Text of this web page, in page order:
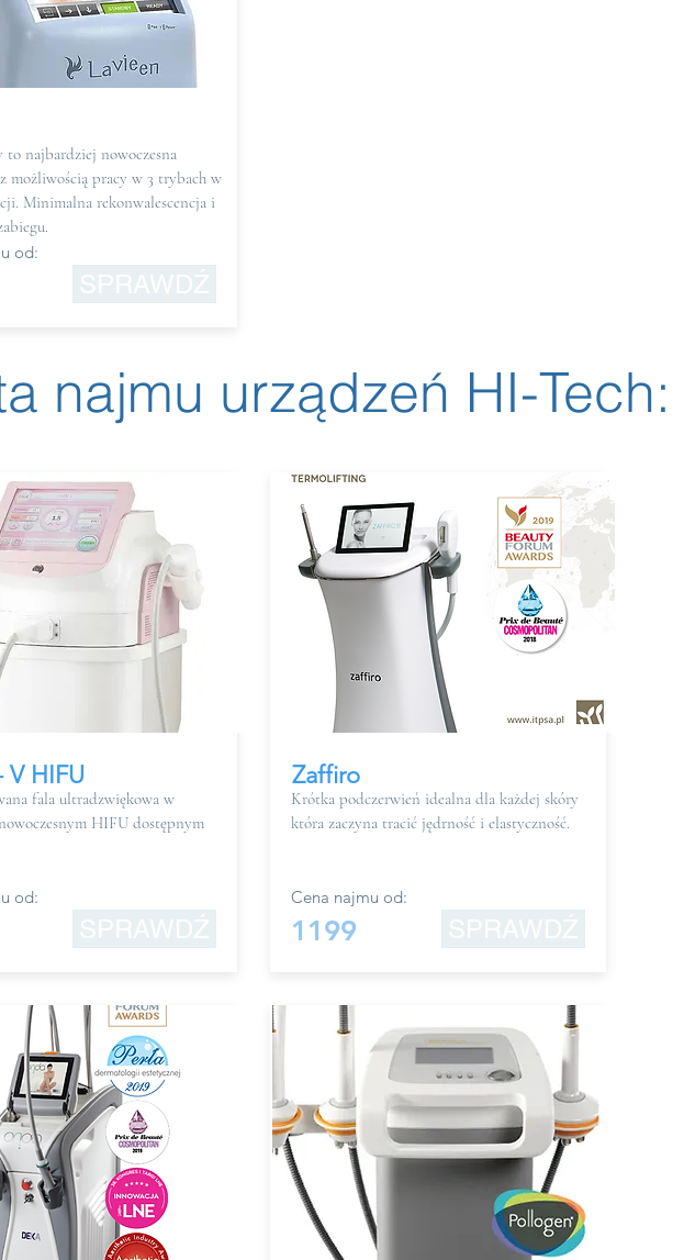
to najbardziej nowoczesna
możliwością pracy w 3 trybach w
Minimalna rekonwalescencja i
od:
najmu urządzeń HI-Tech:
V HIFU
fala ultradzwiękowa w
HIFU dostępnym
od:
Zaffiro
Krótka podczerwień idealna dla każdej skóry
która zaczyna tracić jędrność i elastyczność.
Cena najmu od:
1199